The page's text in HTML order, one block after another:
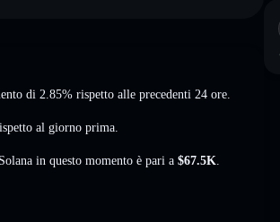
di 2.85% rispetto alle precedenti 24 ore.
al giorno prima.
in questo momento è pari a $67.5K